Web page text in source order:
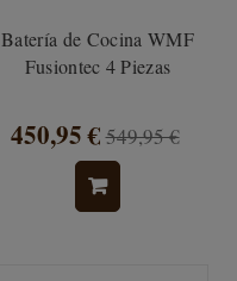
Batería de Cocina WMF
Fusiontec 4 Piezas
450,95 €549,95 €